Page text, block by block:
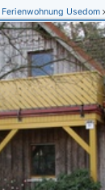
Ferienwohnung Usedom